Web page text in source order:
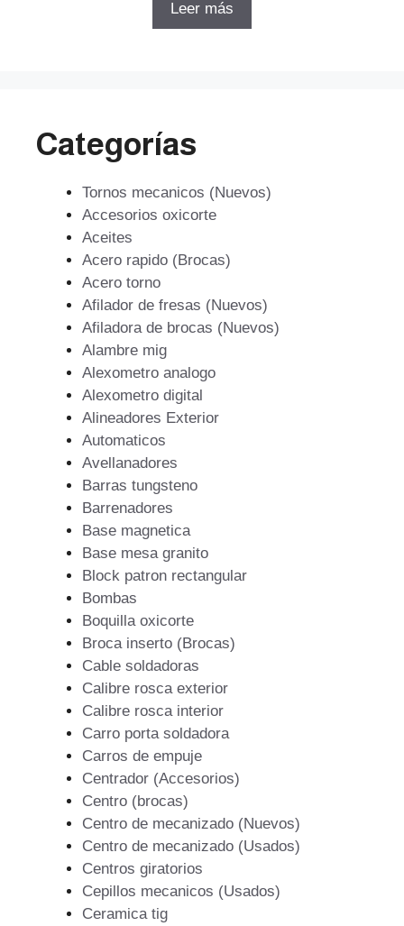
Leer más
Categorías
Tornos mecanicos (Nuevos)
Accesorios oxicorte
Aceites
Acero rapido (Brocas)
Acero torno
Afilador de fresas (Nuevos)
Afiladora de brocas (Nuevos)
Alambre mig
Alexometro analogo
Alexometro digital
Alineadores Exterior
Automaticos
Avellanadores
Barras tungsteno
Barrenadores
Base magnetica
Base mesa granito
Block patron rectangular
Bombas
Boquilla oxicorte
Broca inserto (Brocas)
Cable soldadoras
Calibre rosca exterior
Calibre rosca interior
Carro porta soldadora
Carros de empuje
Centrador (Accesorios)
Centro (brocas)
Centro de mecanizado (Nuevos)
Centro de mecanizado (Usados)
Centros giratorios
Cepillos mecanicos (Usados)
Ceramica tig